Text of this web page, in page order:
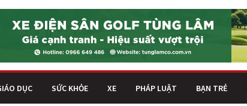
DỤC SỨC KHỎE XE PHÁP LUẬT BẠN TRẺ